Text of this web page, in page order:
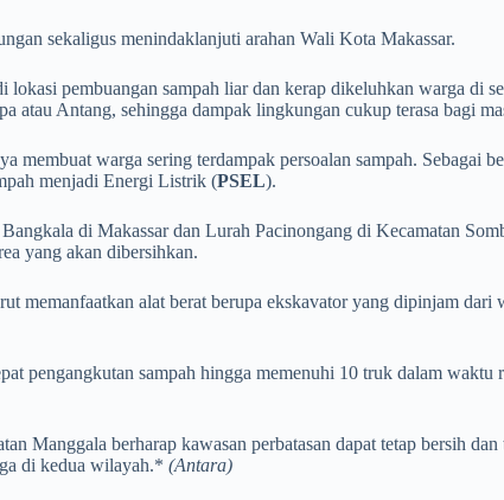
sekaligus menindaklanjuti arahan Wali Kota Makassar.
pembuangan sampah liar dan kerap dikeluhkan warga di
atau Antang, sehingga dampak lingkungan cukup terasa bagi
warga sering terdampak persoalan sampah. Sebagai
menjadi Energi Listrik (PSEL).
di Makassar dan Lurah Pacinongang di Kecamatan
yang akan dibersihkan.
memanfaatkan alat berat berupa ekskavator yang dipinjam
pengangkutan sampah hingga memenuhi 10 truk dalam
Manggala berharap kawasan perbatasan dapat tetap bersih
di kedua wilayah.* (Antara)